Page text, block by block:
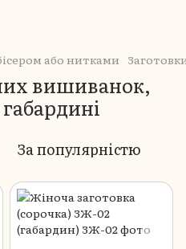
або нитками
вишиванок,
За популярністю